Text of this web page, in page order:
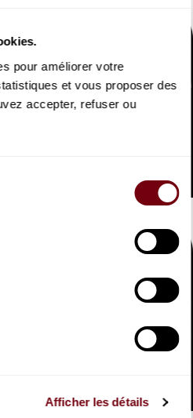
pour améliorer votre
et vous proposer des
accepter, refuser ou
Afficher les détails